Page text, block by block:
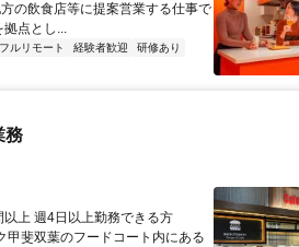
の飲食店等に提案営業する仕事で
点とし...
フルリモート 経験者歓迎
研修あり
務
上 週4日以上勤務できる方
甲斐双葉のフードコート内にある